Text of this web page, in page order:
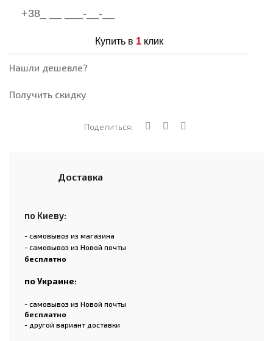
Купить в 1клик
Нашли дешевле?
Получить скидку
Поделиться:
Доставка
по Киеву:
- самовывоз из магазина
- самовывоз из Новой почты
бесплатно
по Украине:
- самовывоз из Новой почты
бесплатно
- другой вариант доставки